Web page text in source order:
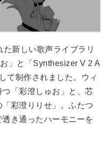
新しい歌声ライブラリ
」と「Synthesizer V 2 A
て制作されました。ウィ
「彩澄しゅお」と、芯
彩澄りりせ」。ふたつ
き通ったハーモニーを